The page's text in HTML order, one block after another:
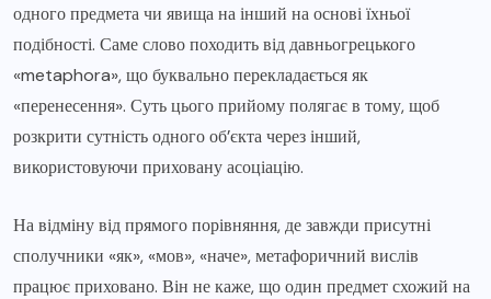
одного предмета чи явища на інший на основі їхньої
подібності. Саме слово походить від давньогрецького
«metaphora», що буквально перекладається як
«перенесення». Суть цього прийому полягає в тому, щоб
розкрити сутність одного об’єкта через інший,
використовуючи приховану асоціацію.
На відміну від прямого порівняння, де завжди присутні
сполучники «як», «мов», «наче», метафоричний вислів
працює приховано. Він не каже, що один предмет схожий на